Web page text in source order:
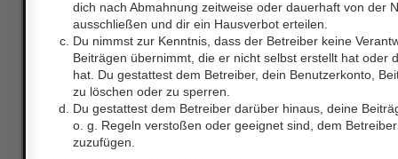
dich nach Abmahnung zeitweise oder dauerhaft von der
ausschließen und dir ein Hausverbot erteilen.
Du nimmst zur Kenntnis, dass der Betreiber keine
Beiträgen übernimmt, die er nicht selbst erstellt hat oder
hat. Du gestattest dem Betreiber, dein Benutzerkonto,
zu löschen oder zu sperren.
Du gestattest dem Betreiber darüber hinaus, deine
o. g. Regeln verstoßen oder geeignet sind, dem
zuzufügen.